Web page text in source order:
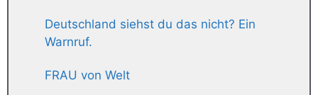
Deutschland siehst du das nicht? Ein
Warnruf.
FRAU von Welt